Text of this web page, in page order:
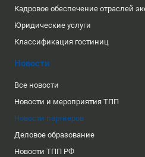
Кадровое обеспечение отраслей
Юридические услуги
Классификация гостиниц
Новости
Все новости
Новости и мероприятия ТПП
Новости партнеров
Деловое образование
Новости ТПП РФ